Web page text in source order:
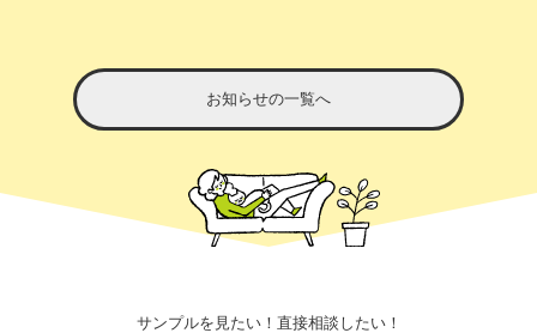
お知らせの一覧へ
サンプルを見たい！直接相談したい！